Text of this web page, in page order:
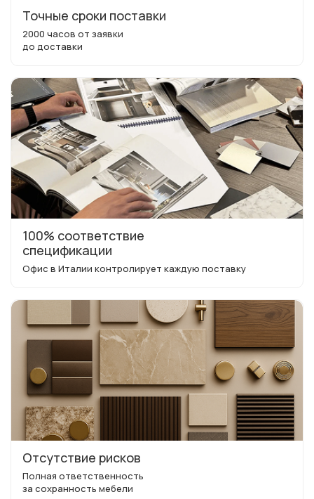
Точные сроки поставки
2000 часов от заявки
до доставки
100% соответствие
спецификации
Офис в Италии контролирует каждую поставку
Отсутствие рисков
Полная ответственность
за сохранность мебели